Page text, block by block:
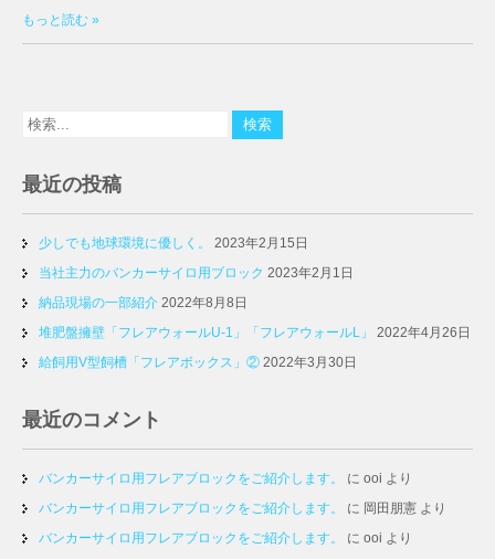
もっと読む »
最近の投稿
少しでも地球環境に優しく。
2023年2月15日
当社主力のバンカーサイロ用ブロック 2023年2月1日
納品現場の一部紹介 2022年8月8日
堆肥盤擁壁「フレアウォールU-1」「フレアウォールL」
2022年4月26日
給飼用V型飼槽「フレアボックス」② 2022年3月30日
最近のコメント
バンカーサイロ用フレアブロックをご紹介します。 に ooi より
バンカーサイロ用フレアブロックをご紹介します。
に 岡田朋憲 より
バンカーサイロ用フレアブロックをご紹介します。
に ooi より